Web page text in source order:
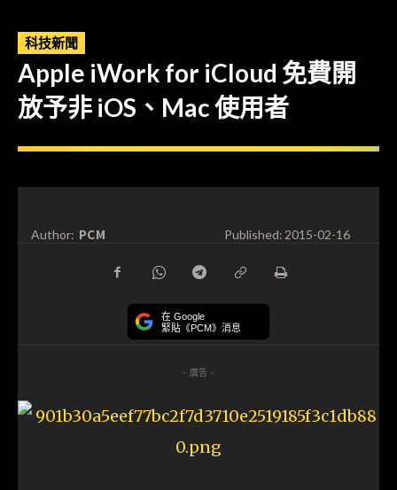
科技新聞
Apple iWork for iCloud 免費開
放予非 iOS、Mac 使用者
Author: PCM Published:2015-02-16
在 Google
緊貼《PCM》消息
- 廣告 -